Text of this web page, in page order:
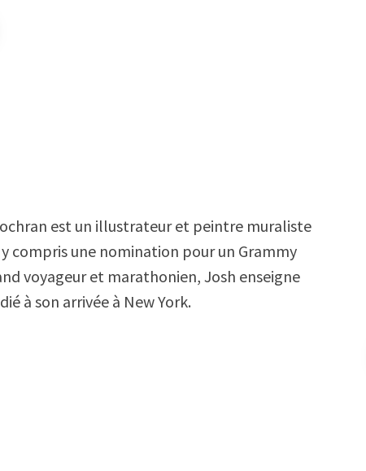
est un illustrateur et peintre muraliste
compris une nomination pour un Grammy
voyageur et marathonien, Josh enseigne
à son arrivée à New York.